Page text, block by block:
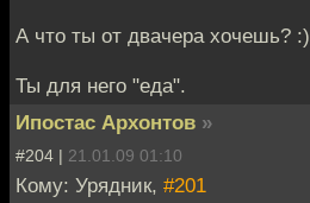
А что ты от двачера хочешь? :)
Ты для него "еда".
Ипостас Архонтов »
#204 | 21.01.09 01:10
Кому: Урядник, #201